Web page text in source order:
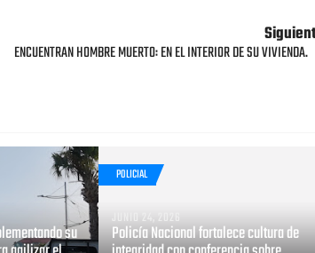
ENCUENTRAN HOMBRE MUERTO: EN EL INTERIOR DE SU VIVIENDA.
su
POLICIAL
JUNIO 24, 2026
Policía Nacional fortalece cultura de